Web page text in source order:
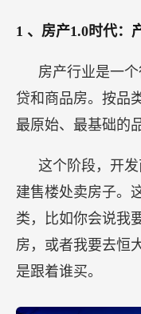
1 、房产1.0时代：
房产行业是一
贷和商品房。按品
最原始、最基础的
这个阶段，开
建售楼处卖房子。
类，比如你会说我
房，或者我要去恒
是跟着谁买。